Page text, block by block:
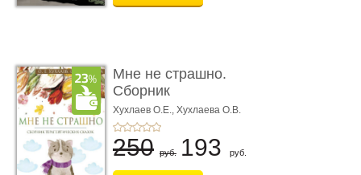
Мне не страшно.
Сборник
терапевтических
сказо� ...
Хухлаев О.Е., Хухлаева О.В.
250 руб. 193 руб.